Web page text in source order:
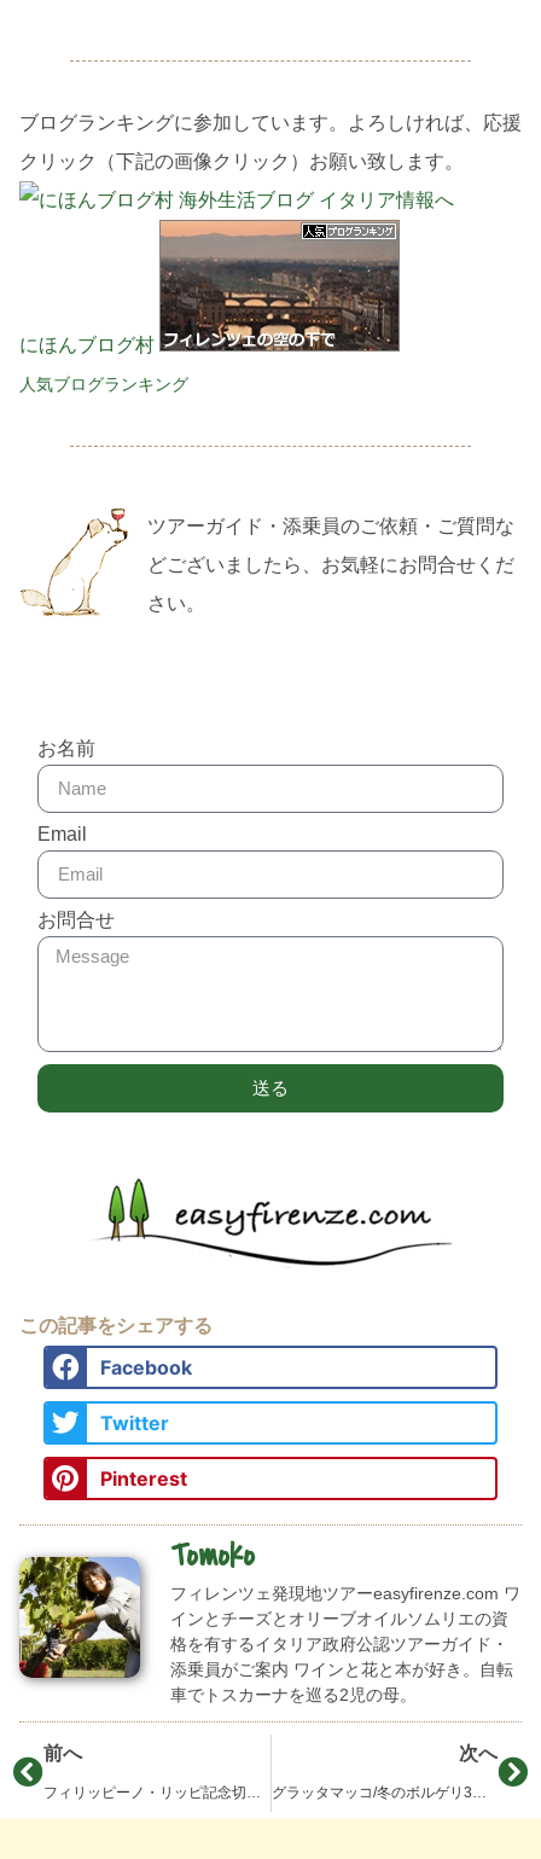
ブログランキングに参加しています。よろしければ、応援
クリック（下記の画像クリック）お願い致します。
にほんブログ村
人気ブログランキング
ツアーガイド・添乗員のご依頼・ご質問な
どございましたら、お気軽にお問合せくだ
さい。
お名前
Email
お問合せ
送る
この記事をシェアする
Facebook
Twitter
Pinterest
Tomoko
フィレンツェ発現地ツアーeasyfirenze.com ワ
インとチーズとオリーブオイルソムリエの資
格を有するイタリア政府公認ツアーガイド・
添乗員がご案内 ワインと花と本が好き。自転
車でトスカーナを巡る2児の母。
前へ 次へ